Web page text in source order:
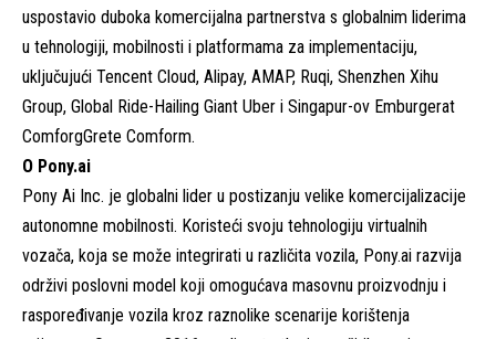
uspostavio duboka komercijalna partnerstva s globalnim liderima
u tehnologiji, mobilnosti i platformama za implementaciju,
uključujući Tencent Cloud, Alipay, AMAP, Ruqi, Shenzhen Xihu
Group, Global Ride-Hailing Giant Uber i Singapur-ov Emburgerat
ComforgGrete Comform.
O Pony.ai
Pony Ai Inc. je globalni lider u postizanju velike komercijalizacije
autonomne mobilnosti. Koristeći svoju tehnologiju virtualnih
vozača, koja se može integrirati u različita vozila, Pony.ai razvija
održivi poslovni model koji omogućava masovnu proizvodnju i
raspoređivanje vozila kroz raznolike scenarije korištenja